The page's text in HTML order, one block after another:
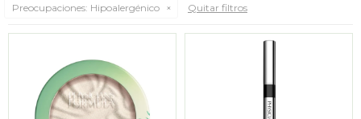
Preocupaciones: Hipoalergénico Quitar filtros